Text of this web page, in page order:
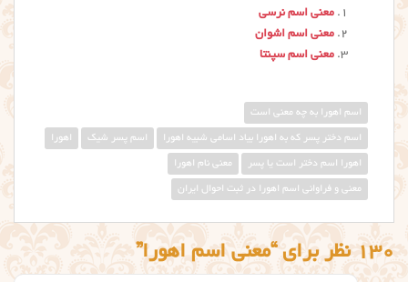
معنی اسم نرسی
معنی اسم اشوان
معنی اسم سپنتا
اسم اهورا به چه معنی است
اسم دختر پسر که به اهورا بیاد اسامی شبیه اهورا اسم پسر شیک اهورا
اهورا اسم دختر است یا پسر معنی نام اهورا
معنی و فراوانی اسم اهورا در ثبت احوال ایران
130 نظر برای “معنی اسم اهورا”